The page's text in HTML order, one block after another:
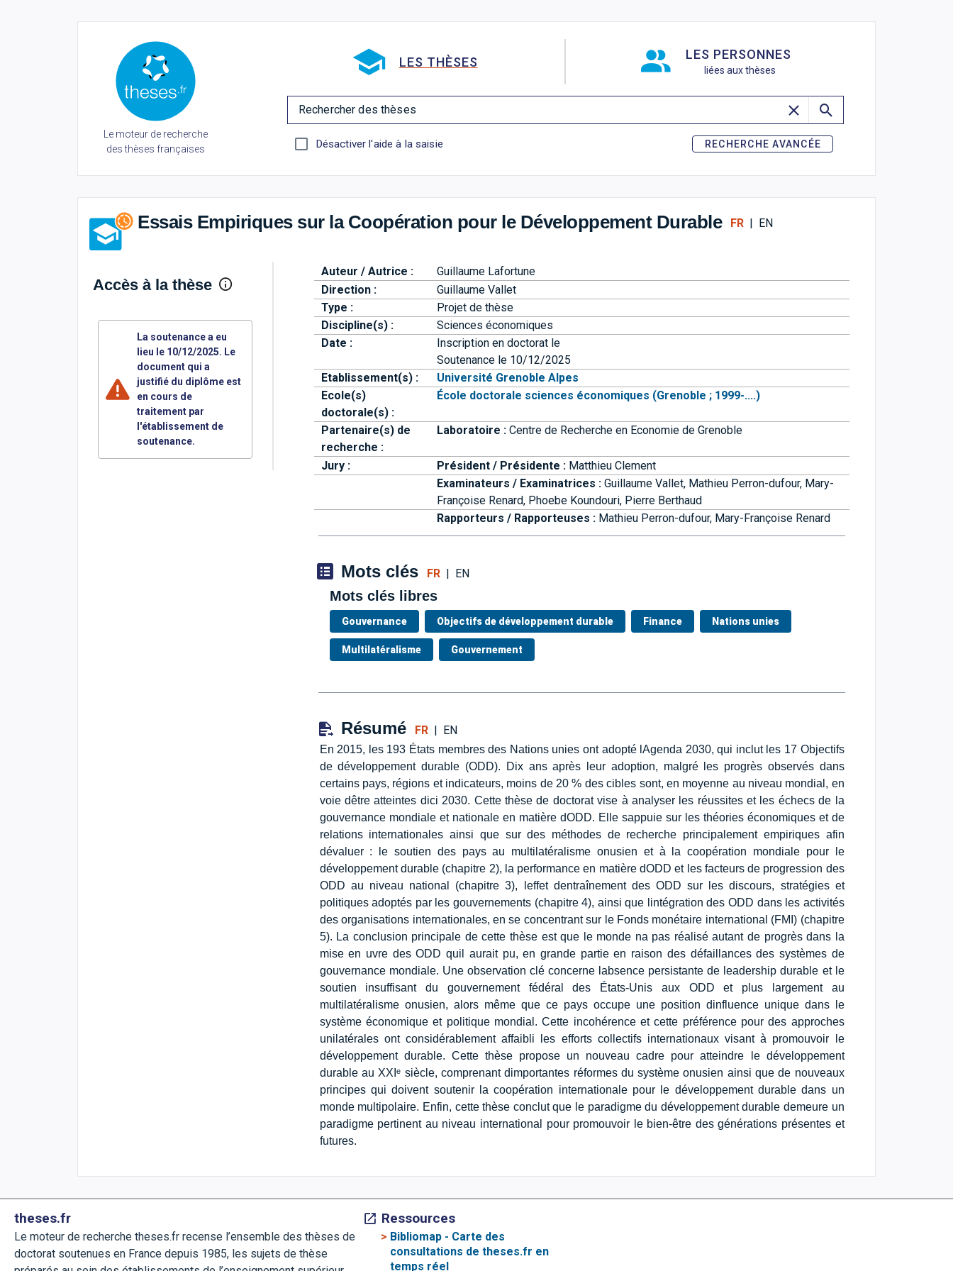
Le moteur de recherche
des thèses françaises
LES THÈSES LES PERSONNES
liées aux thèses
Rechercher des thèses
Désactiver l'aide à la saisie RECHERCHE AVANCÉE
Essais Empiriques sur la Coopération pour le Développement Durable FR EN
Accès à la thèse
La soutenance a eu
lieu le 10/12/2025. Le
document qui a
justifié du diplôme est
en cours de
traitement par
l'établissement de
soutenance.
Auteur / Autrice :
Guillaume Lafortune
Direction :
Guillaume Vallet
Type :
Projet de thèse
Discipline(s) :
Sciences économiques
Date :
Inscription en doctorat le
Soutenance le 10/12/2025
Etablissement(s) :
Université Grenoble Alpes
Ecole(s)
doctorale(s) :
École doctorale sciences économiques (Grenoble ; 1999-....)
Partenaire(s) de
recherche :
Laboratoire :Centre de Recherche en Economie de Grenoble
Jury : Président / Présidente : Matthieu Clement
Examinateurs / Examinatrices :Guillaume Vallet, Mathieu Perron-dufour, Mary-
Françoise Renard, Phoebe Koundouri, Pierre Berthaud
Rapporteurs / Rapporteuses : Mathieu Perron-dufour, Mary-Françoise Renard
Mots clés FR| EN
Mots clés libres
Gouvernance Objectifs de développement durable Finance Nations unies
Multilatéralisme Gouvernement
Résumé FR| EN
En 2015, les 193 États membres des Nations unies ont adopté lAgenda 2030, qui inclut les 17 Objectifs
de développement durable (ODD). Dix ans après leur adoption, malgré les progrès observés dans
certains pays, régions et indicateurs, moins de 20 % des cibles sont, en moyenne au niveau mondial, en
voie dêtre atteintes dici 2030. Cette thèse de doctorat vise à analyser les réussites et les échecs de la
gouvernance mondiale et nationale en matière dODD. Elle sappuie sur les théories économiques et de
relations internationales ainsi que sur des méthodes de recherche principalement empiriques afin
dévaluer : le soutien des pays au multilatéralisme onusien et à la coopération mondiale pour le
développement durable (chapitre 2), la performance en matière dODD et les facteurs de progression des
ODD au niveau national (chapitre 3), leffet dentraînement des ODD sur les discours, stratégies et
politiques adoptés par les gouvernements (chapitre 4), ainsi que lintégration des ODD dans les activités
des organisations internationales, en se concentrant sur le Fonds monétaire international (FMI) (chapitre
5). La conclusion principale de cette thèse est que le monde na pas réalisé autant de progrès dans la
mise en uvre des ODD quil aurait pu, en grande partie en raison des défaillances des systèmes de
gouvernance mondiale. Une observation clé concerne labsence persistante de leadership durable et le
soutien insuffisant du gouvernement fédéral des États-Unis aux ODD et plus largement au
multilatéralisme onusien, alors même que ce pays occupe une position dinfluence unique dans le
système économique et politique mondial. Cette incohérence et cette préférence pour des approches
unilatérales ont considérablement affaibli les efforts collectifs internationaux visant à promouvoir le
développement durable. Cette thèse propose un nouveau cadre pour atteindre le développement
durable au XXIᵉ siècle, comprenant dimportantes réformes du système onusien ainsi que de nouveaux
principes qui doivent soutenir la coopération internationale pour le développement durable dans un
monde multipolaire. Enfin, cette thèse conclut que le paradigme du développement durable demeure un
paradigme pertinent au niveau international pour promouvoir le bien-être des générations présentes et
futures.
theses.fr
Le moteur de recherche theses.fr recense l’ensemble des thèses de
doctorat soutenues en France depuis 1985, les sujets de thèse
Ressources
> Bibliomap - Carte des
consultations de theses.fr en
temps réel